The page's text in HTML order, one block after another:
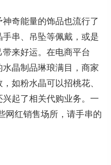
奇能量的饰品也流行了
串、吊坠等佩戴，或是
来好运。在电商平台
晶制品琳琅满目，商家
如粉水晶可以招桃花、
起了相关代购业务。一
网红销售场所，请手串的